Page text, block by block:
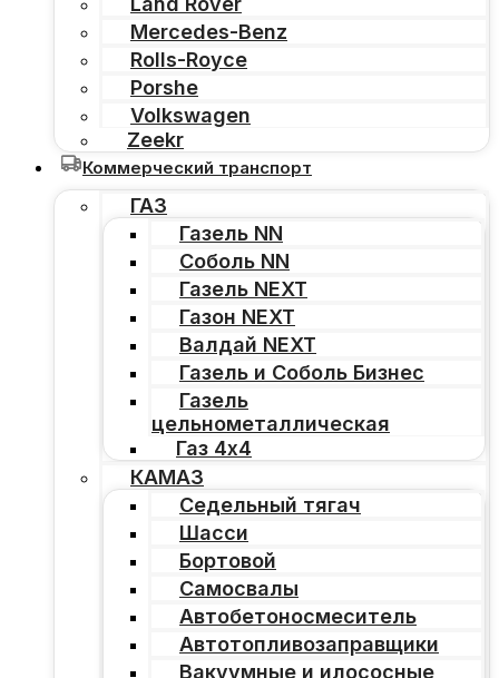
Mercedes-Benz
Rolls-Royce
Porshe
Volkswagen
Zeekr
Коммерческий транспорт
ГАЗ
Газель NN
Соболь NN
Газель NEXT
Газон NEXT
Валдай NEXT
Газель и Соболь Бизнес
Газель
цельнометаллическая
Газ 4х4
КАМАЗ
Седельный тягач
Шасси
Бортовой
Самосвалы
Автобетоносмеситель
Автотопливозаправщики
Вакуумные и илососные